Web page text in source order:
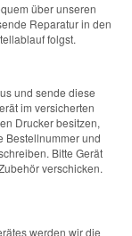
über unseren
Reparatur in den
folgst.
und sende diese
im versicherten
Drucker besitzen,
Bestellnummer und
Bitte Gerät
verschicken.
werden wir die